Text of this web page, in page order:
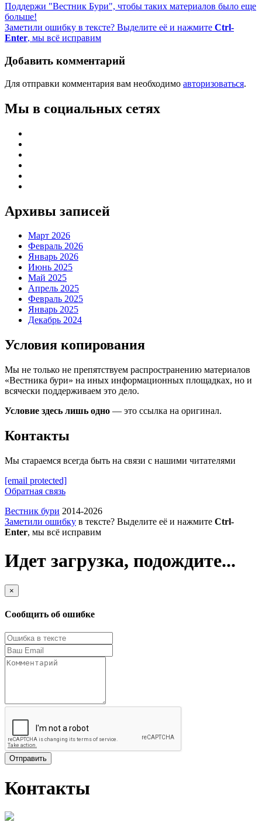
Поддержи "Вестник Бури", чтобы таких материалов было еще
больше!
Заметили ошибку в тексте? Выделите её и нажмите Ctrl-
Enter, мы всё исправим
Добавить комментарий
Для отправки комментария вам необходимо авторизоваться.
Мы в социальных сетях
Архивы записей
Март 2026
Февраль 2026
Январь 2026
Июнь 2025
Май 2025
Апрель 2025
Февраль 2025
Январь 2025
Декабрь 2024
Условия копирования
Мы не только не препятствуем распространению материалов
«Вестника бури» на иных информационных площадках, но и
всячески поддерживаем это дело.
Условие здесь лишь одно — это ссылка на оригинал.
Контакты
Мы стараемся всегда быть на связи с нашими читателями
[email protected]
Обратная связь
Вестник бури 2014-2026
Заметили ошибку в тексте? Выделите её и нажмите Ctrl-
Enter, мы всё исправим
Идет загрузка, подождите...
×
Сообщить об ошибке
Отправить
Контакты